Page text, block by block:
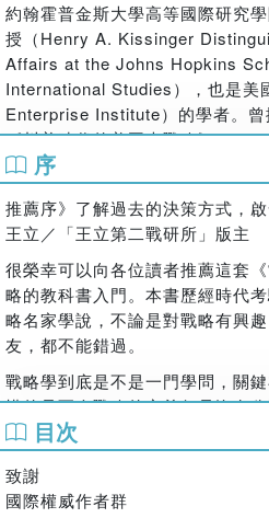
今日的戰略思想的全球視角，並
題，同時對冷戰和後九一一世代
本書於1943年發行第一版，當時
期。第二版則於1986年發行，係
且核武發展引起了深思問題：戰
關係，因此新一代的學者紛紛研
歷史知識體系。在全球地緣政治
戰略及其歷史研究的重要性達到
《當代戰略全書》（系列）由知
包括：《戰略大歷史》（
佛里德曼（Lawrence Freedman
Strategy）作者約翰．路易斯．
Gaddis）、牛津大學國際歷史名
（Margaret MacMillan），以及
（American Enterprise Institute
柯瑞．謝克（Kori Schake）等人。
《當代戰略全書》（系列）從歷
上吸取重要教訓，從修昔底德、
崙、邱吉爾、毛澤東、馬歇爾到
約翰霍普金斯大學高等國際研究
授（Henry A. Kissinger
Affairs at the Johns Hopkins
International Studies），也是美
Enterprise Institute）的學者。
《川普時代的美國大戰略》（
the Age of Trump）、《創造單極
Unipolar Moment: U.S. Foreign
Post-Cold War Order）、《大戰
Good is Grand Strategy? Power
Statecraft from Harry S.
及《拉丁美洲的冷戰》（Latin
也是《彭博觀點》（Bloomberg
擔任國防部長戰略規劃特別助理
相關著作：《當代戰略全書3．全
4．兩極霸權時代的戰略：冷戰時
何融合戰略、競爭與外交》
譯者作者簡介
序
推薦序》了解過去的決策方式，
王立／「王立第二戰研所」版主
很榮幸可以向各位讀者推薦這套
略的教科書入門。本書歷經時代
略名家學說，不論是對戰略有興
友，都不能錯過。
戰略學到底是不是一門學問，關
惜的是至今戰略的定義仍是沒有
義不停地被擴張。因為戰略一詞
略思想史追溯源頭，會發現戰略
種為了追求目標而制定的手段，也
目次
致謝
國際權威作者群